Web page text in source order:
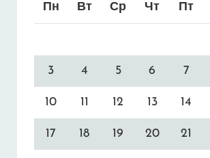
Пн Вт Ср Чт Пт
3 4 5 6 7
10 11 12 13 14
17 18 19 20 21